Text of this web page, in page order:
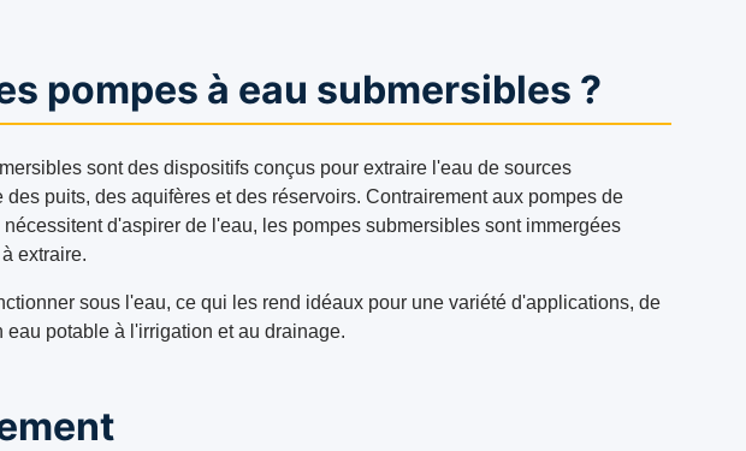
pompes à eau submersibles ?
sont des dispositifs conçus pour extraire l'eau de sources
puits, des aquifères et des réservoirs. Contrairement aux pompes de
d'aspirer de l'eau, les pompes submersibles sont immergées
extraire.
sous l'eau, ce qui les rend idéaux pour une variété d'applications, de
eau potable à l'irrigation et au drainage.